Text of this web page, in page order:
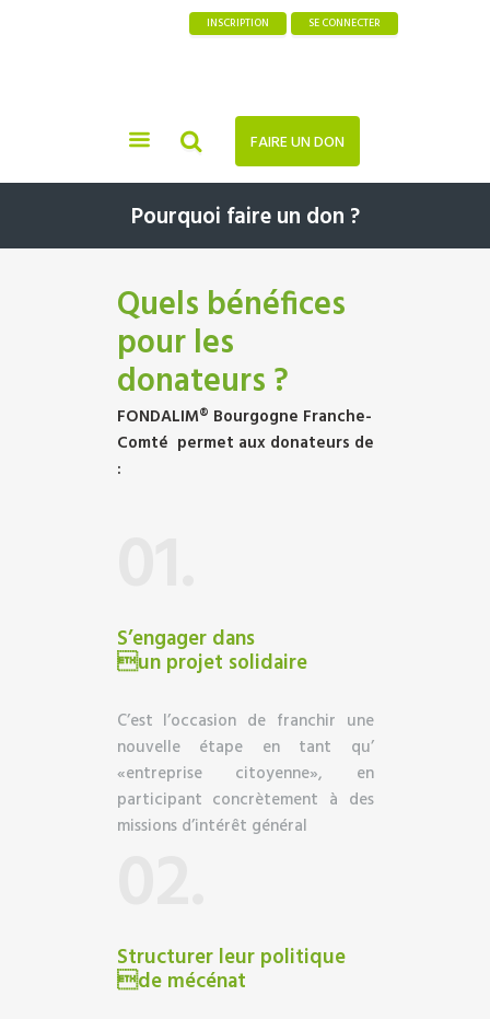
INSCRIPTION SE CONNECTER
FAIRE UN DON
Pourquoi faire un don ?
Quels bénéfices
pour les
donateurs ?
FONDALIM® Bourgogne Franche-
Comté permet aux donateurs de
:
S’engager dans
un projet solidaire
C’est l’occasion de franchir une
nouvelle étape en tant qu’
«entreprise citoyenne», en
participant concrètement à des
missions d’intérêt général
Structurer leur politique
de mécénat